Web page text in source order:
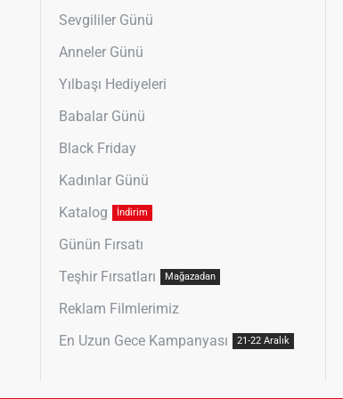
Sevgililer Günü
Anneler Günü
Yılbaşı Hediyeleri
Babalar Günü
Black Friday
Kadınlar Günü
Katalog
İndirim
Günün Fırsatı
Teşhir Fırsatları
Mağazadan
Reklam Filmlerimiz
En Uzun Gece Kampanyası
21-22 Aralık